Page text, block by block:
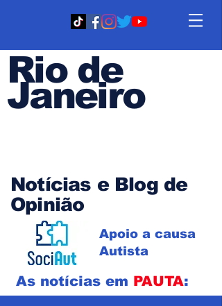
Rio de
Janeiro
Notícias e Blog de
Opinião
Apoio a causa
Autista
As notícias em PAUTA: